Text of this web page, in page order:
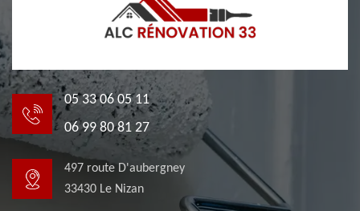
05 33 06 05 11
06 99 80 81 27
497 route D'aubergney
33430 Le Nizan